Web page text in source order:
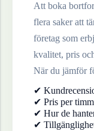
Att boka
flera saker att
företag som
kvalitet, pris
När du jämför
✔
✔ Pris per
✔ Hur de
✔